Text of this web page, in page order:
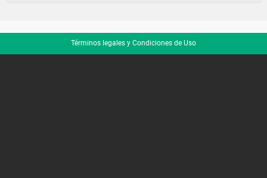
Términos legales y Condiciones de Uso